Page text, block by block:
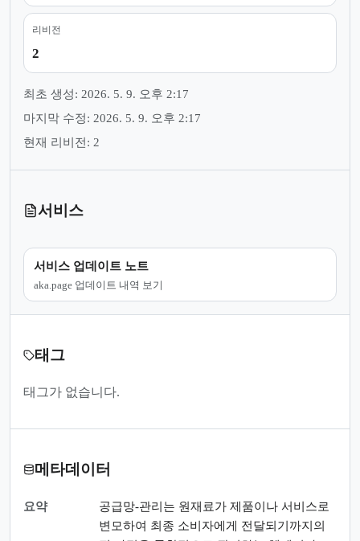
리비전
2
최초 생성: 2026. 5. 9. 오후 2:17
마지막 수정: 2026. 5. 9. 오후 2:17
현재 리비전: 2
서비스
서비스 업데이트 노트
aka.page 업데이트 내역 보기
태그
태그가 없습니다.
메타데이터
요약
공급망-관리는 원재료가 제품이나 서비스로
변모하여 최종 소비자에게 전달되기까지의